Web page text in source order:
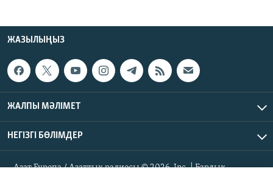
ЖАЗЫЛЫҢЫЗ
ЖАЛПЫ МӘЛІМЕТ
НЕГІЗГІ БӨЛІМДЕР
Азат Еуропа / Азаттық радиосы © 2026, Inc. | Барлық